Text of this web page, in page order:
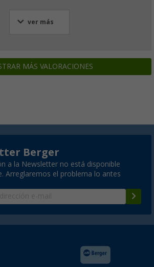
ver más
MÁS VALORACIONES
Berger
a la Newsletter no está disponible
Arreglaremos el problema lo antes